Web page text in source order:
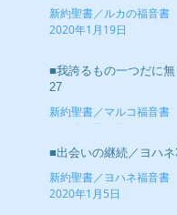
新約聖書／ルカの福音書
2020年1月19日
■我誇るもの一つだに無
27
新約聖書／マルコ福音書
2020年1月12日
■出会いの継続／ヨハ
新約聖書／ヨハネ福音書
2020年1月5日